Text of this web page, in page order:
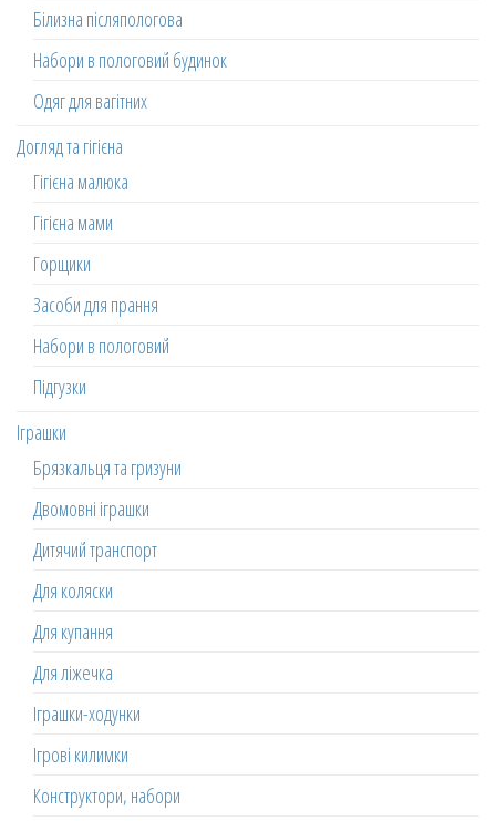
Білизна післяпологова
Набори в пологовий будинок
Одяг для вагітних
Догляд та гігієна
Гігієна малюка
Гігієна мами
Горщики
Засоби для прання
Набори в пологовий
Підгузки
Іграшки
Брязкальця та гризуни
Двомовні іграшки
Дитячий транспорт
Для коляски
Для купання
Для ліжечка
Іграшки-ходунки
Ігрові килимки
Конструктори, набори